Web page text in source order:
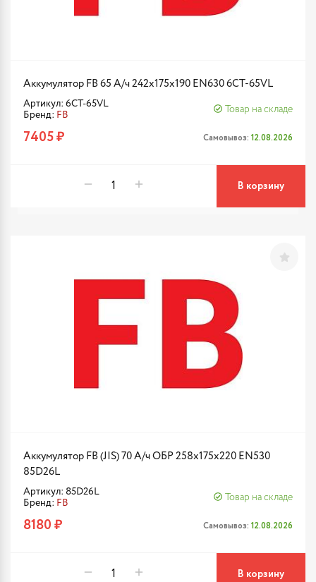
Аккумулятор FB 65 А/ч 242х175х190 EN630 6CT-65VL
Артикул: 6CT-65VL
Бренд: FB
Товар на складе
7405 ₽ Самовывоз: 12.08.2026
В корзину
Аккумулятор FB (JIS) 70 А/ч ОБР 258x175x220 EN530
85D26L
Артикул: 85D26L
Бренд: FB
Товар на складе
8180 ₽ Самовывоз: 12.08.2026
В корзину